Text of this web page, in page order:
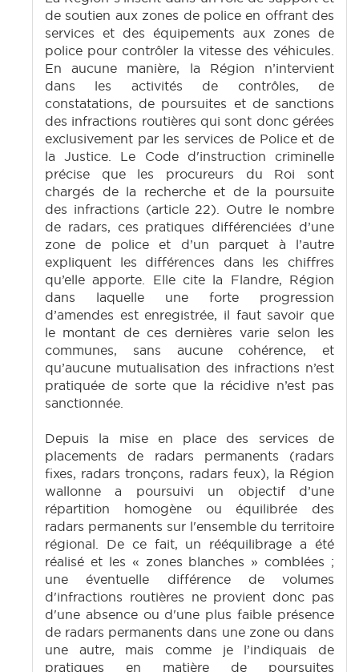
de soutien aux zones de police en offrant des
services et des équipements aux zones de
police pour contrôler la vitesse des véhicules.
En aucune manière, la Région n’intervient
dans les activités de contrôles, de
constatations, de poursuites et de sanctions
des infractions routières qui sont donc gérées
exclusivement par les services de Police et de
la Justice. Le Code d'instruction criminelle
précise que les procureurs du Roi sont
chargés de la recherche et de la poursuite
des infractions (article 22). Outre le nombre
de radars, ces pratiques différenciées d’une
zone de police et d’un parquet à l’autre
expliquent les différences dans les chiffres
qu’elle apporte. Elle cite la Flandre, Région
dans laquelle une forte progression
d’amendes est enregistrée, il faut savoir que
le montant de ces dernières varie selon les
communes, sans aucune cohérence, et
qu’aucune mutualisation des infractions n’est
pratiquée de sorte que la récidive n’est pas
sanctionnée.
Depuis la mise en place des services de
placements de radars permanents (radars
fixes, radars tronçons, radars feux), la Région
wallonne a poursuivi un objectif d’une
répartition homogène ou équilibrée des
radars permanents sur l'ensemble du territoire
régional. De ce fait, un rééquilibrage a été
réalisé et les « zones blanches » comblées ;
une éventuelle différence de volumes
d'infractions routières ne provient donc pas
d'une absence ou d'une plus faible présence
de radars permanents dans une zone ou dans
une autre, mais comme je l’indiquais de
pratiques en matière de poursuites